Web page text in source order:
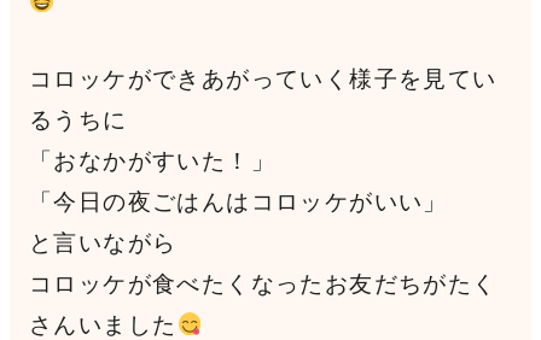
コロッケができあがっていく様子を見てい
るうちに
「おなかがすいた！」
「今日の夜ごはんはコロッケがいい」
と言いながら
コロッケが食べたくなったお友だちがたく
さんいました